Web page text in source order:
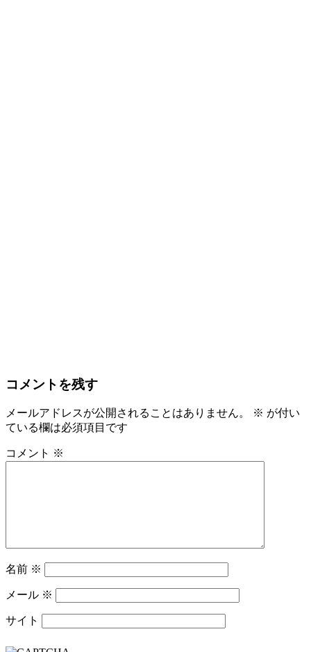
コメントを残す
メールアドレスが公開されることはありません。 ※ が付い
ている欄は必須項目です
コメント ※
名前 ※
メール ※
サイト